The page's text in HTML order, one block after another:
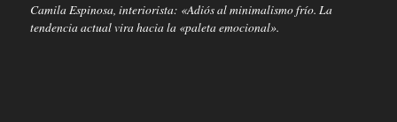
Camila Espinosa, interiorista: «Adiós al minimalismo frío. La
tendencia actual vira hacia la «paleta emocional».